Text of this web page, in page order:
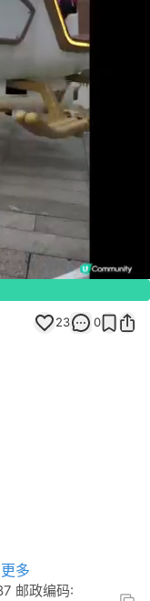
Unmute
23 0
更多
邮政编码: